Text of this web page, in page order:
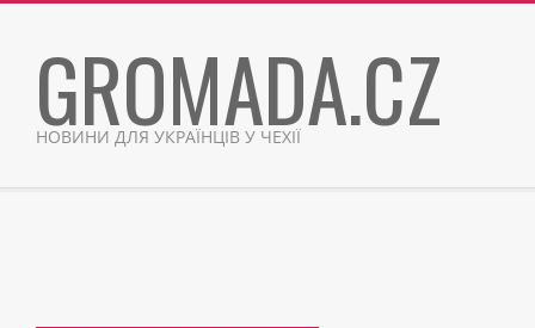
contentGROMADA.CZ
НОВИНИ ДЛЯ УКРАЇНЦІВ У ЧЕХІЇ